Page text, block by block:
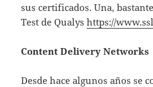
sus certificados. Una,
Test de Qualyshttps://
Content Delivery Networks
Desde hace algunos años se